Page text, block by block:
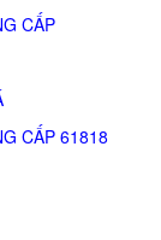
CẤP
CẤP 61818